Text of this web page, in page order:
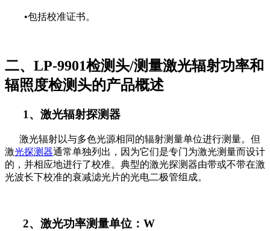
•包括校准证书。
二、LP-9901检测头/测量激光辐射功率和
辐照度检测头的产品概述
1、激光辐射探测器
激光辐射以与多色光源相同的辐射测量单位进行测量。但
激光探测器通常单独列出，因为它们是专门为激光测量而设计
的，并相应地进行了校准。典型的激光探测器由带或不带在激
光波长下校准的衰减滤光片的光电二极管组成。
2、激光功率测量单位：W